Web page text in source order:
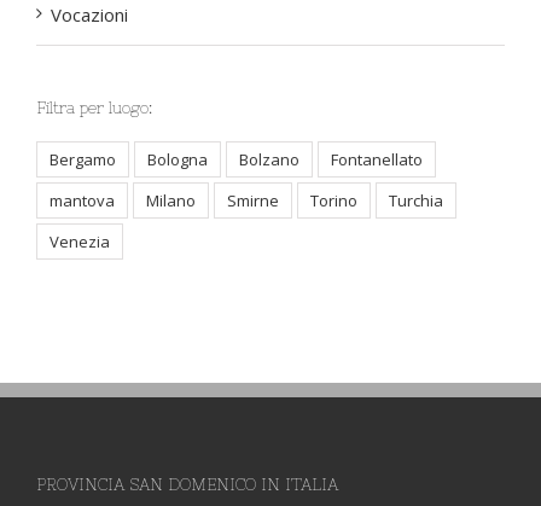
Vocazioni
Filtra per luogo:
Bergamo Bologna Bolzano
Fontanellato
mantova
Milano Smirne Torino
Turchia
Venezia
PROVINCIA SAN DOMENICO IN ITALIA